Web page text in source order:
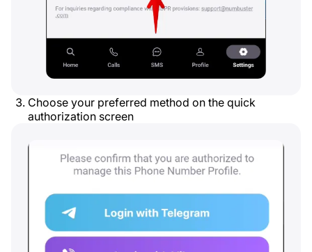
Choose your preferred method on the quick
authorization screen